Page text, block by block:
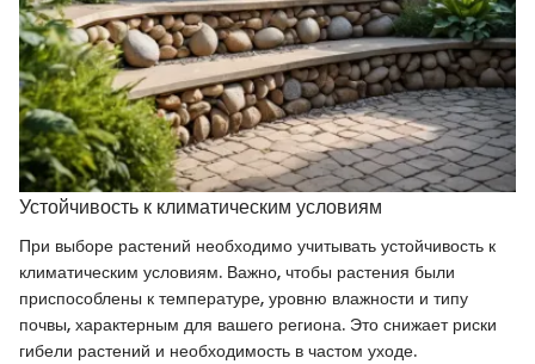
Устойчивость к климатическим условиям
При выборе растений необходимо учитывать устойчивость к
климатическим условиям. Важно, чтобы растения были
приспособлены к температуре, уровню влажности и типу
почвы, характерным для вашего региона. Это снижает риски
гибели растений и необходимость в частом уходе.